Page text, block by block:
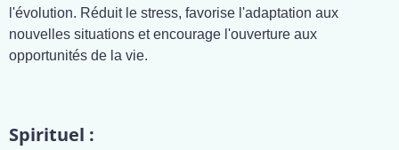
l'évolution. Réduit le stress, favorise l'adaptation aux
nouvelles situations et encourage l'ouverture aux
opportunités de la vie.
Spirituel :